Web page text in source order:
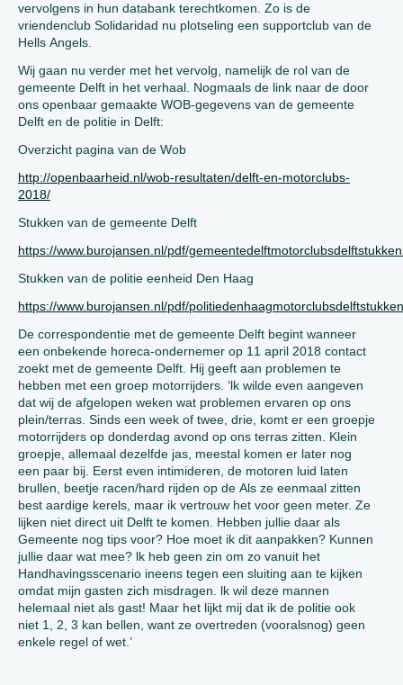
vervolgens in hun databank terechtkomen. Zo is de
vriendenclub Solidaridad nu plotseling een supportclub van de
Hells Angels.
Wij gaan nu verder met het vervolg, namelijk de rol van de
gemeente Delft in het verhaal. Nogmaals de link naar de door
ons openbaar gemaakte WOB-gegevens van de gemeente
Delft en de politie in Delft:
Overzicht pagina van de Wob
http://openbaarheid.nl/wob-resultaten/delft-en-motorclubs-
2018/
Stukken van de gemeente Delft
https://www.burojansen.nl/pdf/
Stukken van de politie eenheid Den Haag
https://www.burojansen.nl/pdf/
De correspondentie met de gemeente Delft begint wanneer
een onbekende horeca-ondernemer op 11 april 2018 contact
zoekt met de gemeente Delft. Hij geeft aan problemen te
hebben met een groep motorrijders. ‘lk wilde even aangeven
dat wij de afgelopen weken wat problemen ervaren op ons
plein/terras. Sinds een week of twee, drie, komt er een groepje
motorrijders op donderdag avond op ons terras zitten. Klein
groepje, allemaal dezelfde jas, meestal komen er later nog
een paar bij. Eerst even intimideren, de motoren luid laten
brullen, beetje racen/hard rijden op de Als ze eenmaal zitten
best aardige kerels, maar ik vertrouw het voor geen meter. Ze
lijken niet direct uit Delft te komen. Hebben jullie daar als
Gemeente nog tips voor? Hoe moet ik dit aanpakken? Kunnen
jullie daar wat mee? lk heb geen zin om zo vanuit het
Handhavingsscenario ineens tegen een sluiting aan te kijken
omdat mijn gasten zich misdragen. lk wil deze mannen
helemaal niet als gast! Maar het lijkt mij dat ik de politie ook
niet 1, 2, 3 kan bellen, want ze overtreden (vooralsnog) geen
enkele regel of wet.’